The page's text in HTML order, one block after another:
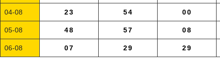
04-08 23 54 00
05-08 48 57 08
06-08 07 29 29